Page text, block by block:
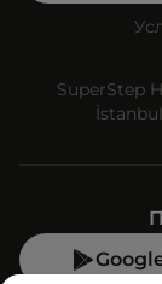
SuperStep